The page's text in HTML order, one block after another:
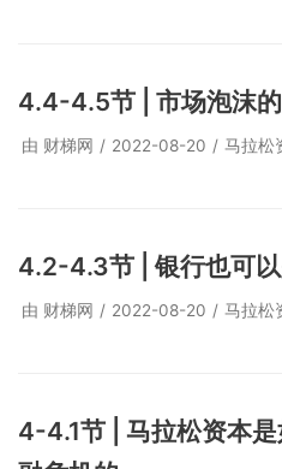
4.4-4.5节 | 市场泡沫
由 财梯网 2022-08-20 马拉松
4.2-4.3节 | 银行也可
由 财梯网 2022-08-20 马拉松
4-4.1节 | 马拉松资本